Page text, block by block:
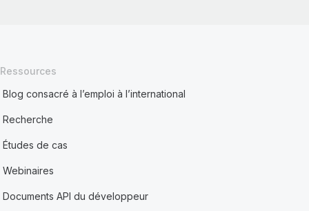
Ressources
Blog consacré à l’emploi à l’international
Recherche
Études de cas
Webinaires
Documents API du développeur